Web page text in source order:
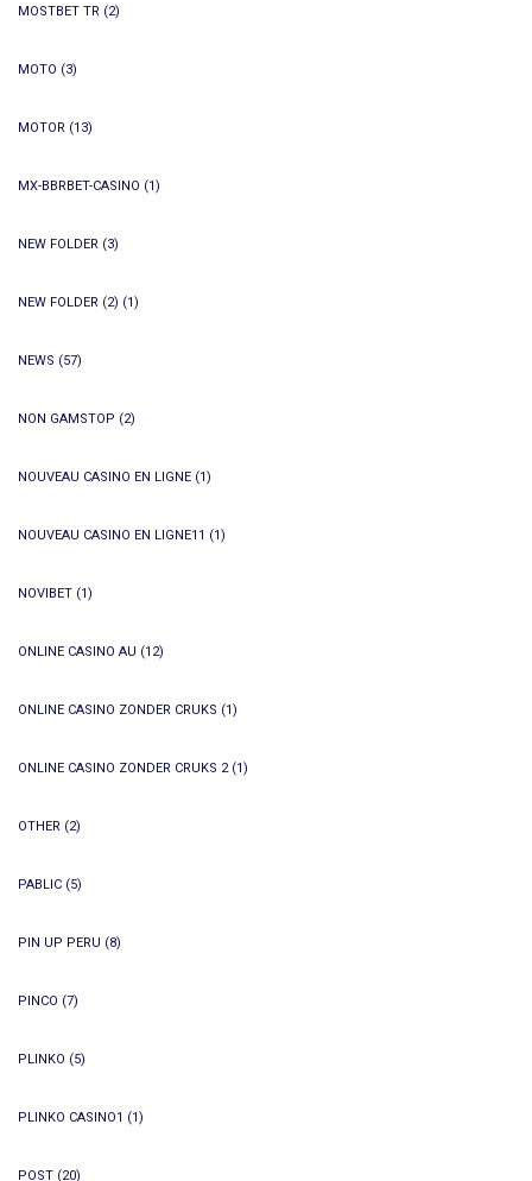
MOSTBET TR (2)
MOTO (3)
MOTOR (13)
MX-BBRBET-CASINO (1)
NEW FOLDER (3)
NEW FOLDER (2) (1)
NEWS (57)
NON GAMSTOP (2)
NOUVEAU CASINO EN LIGNE (1)
NOUVEAU CASINO EN LIGNE11 (1)
NOVIBET (1)
ONLINE CASINO AU (12)
ONLINE CASINO ZONDER CRUKS (1)
ONLINE CASINO ZONDER CRUKS 2(1)
OTHER (2)
PABLIC (5)
PIN UP PERU (8)
PINCO (7)
PLINKO (5)
PLINKO CASINO1 (1)
POST (20)